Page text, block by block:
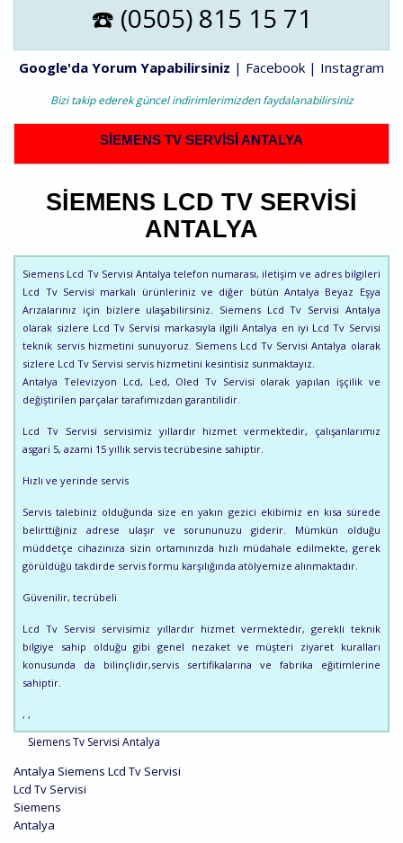
☎️ (0505) 815 15 71
Google'da Yorum Yapabilirsiniz | Facebook | Instagram
Bizi takip ederek güncel indirimlerimizden faydalanabilirsiniz
SIEMENS TV SERVISI ANTALYA
SIEMENS LCD TV SERVISI
ANTALYA
Siemens Lcd Tv Servisi Antalya telefon numarası, iletişim ve adres bilgileri
Lcd Tv Servisi markalı ürünleriniz ve diğer bütün Antalya Beyaz Eşya
Arızalarınız için bizlere ulaşabilirsiniz. Siemens Lcd Tv Servisi Antalya
olarak sizlere Lcd Tv Servisi markasıyla ilgili Antalya en iyi Lcd Tv Servisi
teknik servis hizmetini sunuyoruz. Siemens Lcd Tv Servisi Antalya olarak
sizlere Lcd Tv Servisi servis hizmetini kesintisiz sunmaktayız.
Antalya Televizyon Lcd, Led, Oled Tv Servisi olarak yapılan işçilik ve
değiştirilen parçalar tarafımızdan garantilidir.
Lcd Tv Servisi servisimiz yıllardır hizmet vermektedir, çalışanlarımız
asgari 5, azami 15 yıllık servis tecrübesine sahiptir.
Hızlı ve yerinde servis
Servis talebiniz olduğunda size en yakın gezici ekibimiz en kısa sürede
belirttiğiniz adrese ulaşır ve sorununuzu giderir. Mümkün olduğu
müddetçe cihazınıza sizin ortamınızda hızlı müdahale edilmekte, gerek
görüldüğü takdirde servis formu karşılığında atölyemize alınmaktadır.
Güvenilir, tecrübeli
Lcd Tv Servisi servisimiz yıllardır hizmet vermektedir, gerekli teknik
bilgiye sahip olduğu gibi genel nezaket ve müşteri ziyaret kuralları
konusunda da bilinçlidir,servis sertifikalarına ve fabrika eğitimlerine
sahiptir.
, ,
Siemens Tv Servisi Antalya
Antalya Siemens Lcd Tv Servisi
Lcd Tv Servisi
Siemens
Antalya